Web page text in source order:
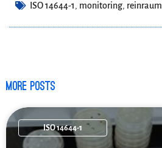
ISO 14644-1, monitoring, reinraum
More posts
ISO 14644-1